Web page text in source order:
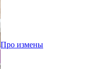
Про измены